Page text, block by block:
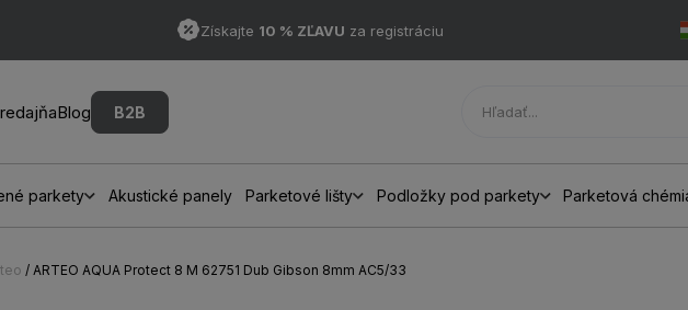
Získajte 10 % ZĽAVU za registráciu
Blog B2B
parkety Akustické panely Parketové lišty Podložky pod parkety Parketová
/ ARTEO AQUA Protect 8 M 62751 Dub Gibson 8mm AC5/33